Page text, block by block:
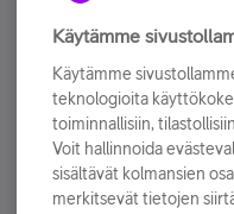
Tilaa Telian uutiskirje
sähköpostiisi.
Tilaa nyt
Käytämme
Käytämme
teknologioita
toiminnallisiin,
Voit hallinnoida
sisältävät kolmansien
merkitsevät tietojen